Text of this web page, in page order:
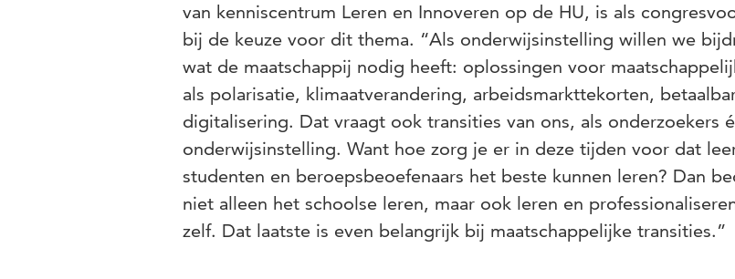
van kenniscentrum Leren en Innoveren op de HU, is als
bij de keuze voor dit thema. “Als onderwijsinstelling willen we
wat de maatschappij nodig heeft: oplossingen voor
als polarisatie, klimaatverandering, arbeidsmarkttekorten,
digitalisering. Dat vraagt ook transities van ons, als onderzoekers
onderwijsinstelling. Want hoe zorg je er in deze tijden voor dat
studenten en beroepsbeoefenaars het beste kunnen leren? Dan
niet alleen het schoolse leren, maar ook leren en
zelf. Dat laatste is even belangrijk bij maatschappelijke transities.”